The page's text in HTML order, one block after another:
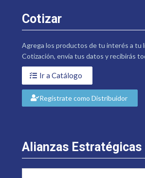
Cotizar
Agrega los productos de tu interés a tu
Cotización, envía tus datos y recibirás
Ir a Catálogo
Regístrate como Distribuidor
Alianzas Estratégicas